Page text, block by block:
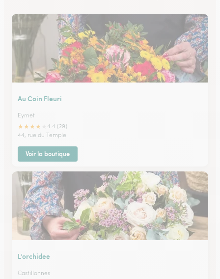
Au Coin Fleuri
Eymet
★★★★
4.4 (29)
44, rue du Temple
Voir la boutique
L’orchidee
Castillonnes